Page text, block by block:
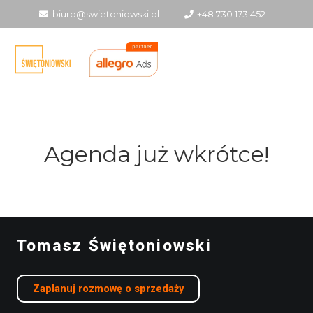
biuro@swietoniowski.pl +48 730 173 452
Agenda już wkrótce!
Tomasz Świętoniowski
Zaplanuj rozmowę o sprzedaży